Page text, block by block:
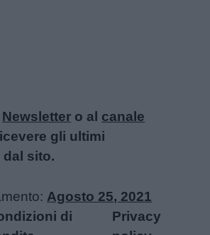
Newsletter o al canale
gli ultimi
sito.
Agosto 25, 2021
di
Privacy